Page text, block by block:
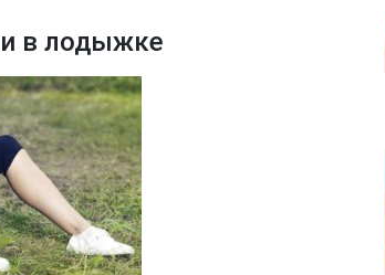
в лодыжке